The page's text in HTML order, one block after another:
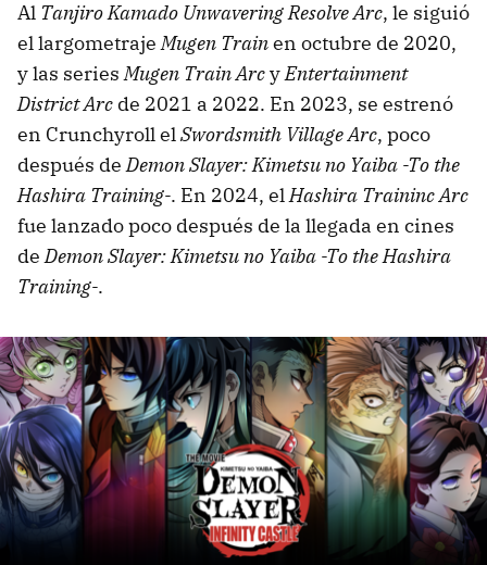
Al Tanjiro Kamado Unwavering Resolve Arc, le siguió
el largometrajeMugen Trainen octubre de 2020,
y las seriesMugen Train ArcyEntertainment
District Arc de 2021 a 2022. En 2023, se estrenó
en Crunchyroll elSwordsmith Village Arc, poco
después deDemon Slayer: Kimetsu no Yaiba -To the
Hashira Training-. En 2024, elHashira Traininc Arc
fue lanzado poco después de la llegada en cines
deDemon Slayer: Kimetsu no Yaiba -To the Hashira
Training-.